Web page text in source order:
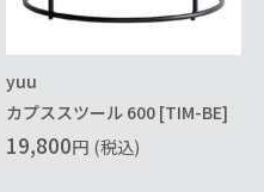
yuu
カプススツール 600 [TIM-BE]
19,800円 (税込)